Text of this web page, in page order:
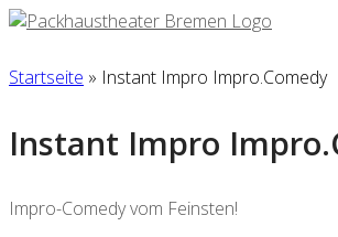
Zum
springen
Startseite » Instant Impro Impro.Comedy
Instant Impro
Impro-Comedy vom Feinsten!